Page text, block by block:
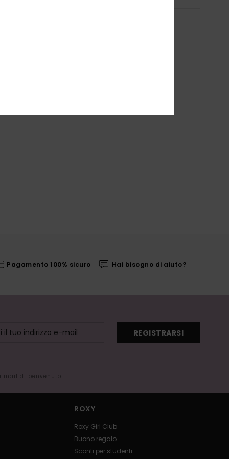
Pagamento 100% sicuro Hai bisogno di aiuto?
REGISTRARSI
mail di benvenuto
ROXY
Roxy Girl Club
Buono regalo
Sconti per studenti